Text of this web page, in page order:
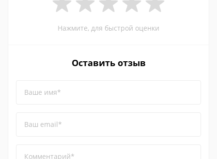
Нажмите, для быстрой оценки
Оставить отзыв
Ваше имя*
Ваш email*
Комментарий*